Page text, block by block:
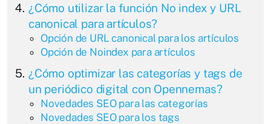
¿Cómo utilizar la función No index y URL
canonical para artículos?
Opción de URL canonical para los artículos
Opción de Noindex para artículos
¿Cómo optimizar las categorías y tags de
un periódico digital con Opennemas?
Novedades SEO para las categorías
Novedades SEO para los tags